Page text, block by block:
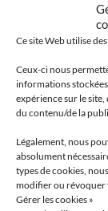
Ce site Web utilise
Ceux-ci nous
informations
expérience sur le
du contenu/de la
Légalement, nous
absolument
types de cookies,
modifier ou révoquer
Gérer les cookies »
Début de
À pourvoir dès
En plus
nous offrons
une
un accord
des titres
société